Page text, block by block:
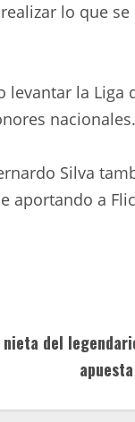
lo que
la Liga
nacionales.
Silva
aportando a
nieta del